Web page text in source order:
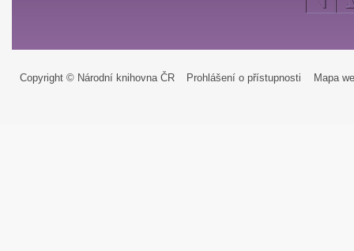
Copyright © Národní knihovna ČR Prohlášení o přístupnosti Mapa